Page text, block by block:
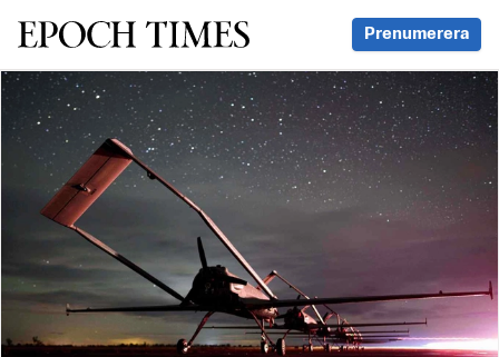
Svenska Epoch Times Prenumerera